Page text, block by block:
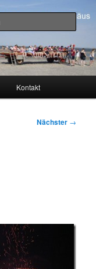
Kontakt
Nächster →